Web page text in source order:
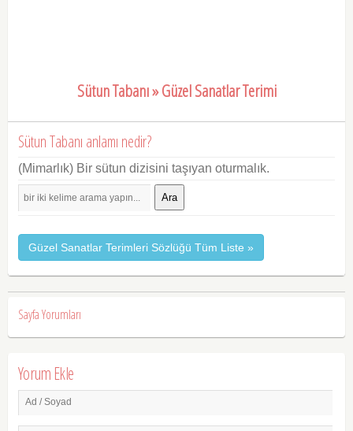
Sütun Tabanı » Güzel Sanatlar Terimi
Sütun Tabanı anlamı nedir?
(Mimarlık) Bir sütun dizisini taşıyan oturmalık.
Ara
Güzel Sanatlar Terimleri Sözlüğü Tüm Liste »
Sayfa Yorumları
Yorum Ekle
Ad / Soyad